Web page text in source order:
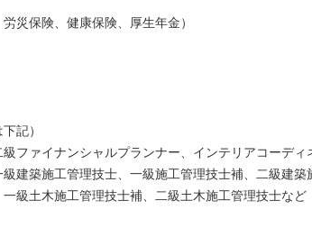
災保険、健康保険、厚生年金）
記）
ファイナンシャルプランナー、インテリアコーディ
建築施工管理技士、一級施工管理技士補、二級建築
級土木施工管理技士補、二級土木施工管理技士など